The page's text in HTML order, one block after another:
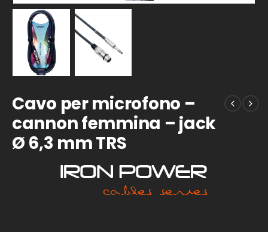
Cavo per microfono –
cannon femmina – jack
Ø 6,3 mm TRS